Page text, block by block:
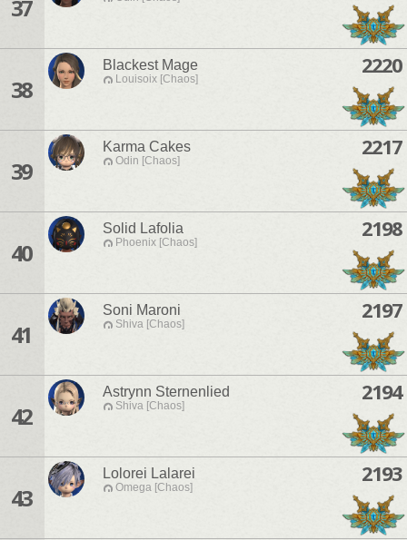
37
38
Blackest Mage
Louisoix [Chaos]
2220
39
Karma Cakes
Odin [Chaos]
2217
40
Solid Lafolia
Phoenix [Chaos]
2198
41
Soni Maroni
Shiva [Chaos]
2197
42
Astrynn Sternenlied
Shiva [Chaos]
2194
43
Lolorei Lalarei
Omega [Chaos]
2193